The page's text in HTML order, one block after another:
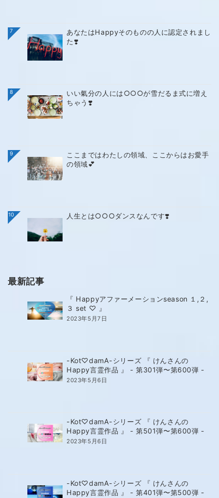
7
あなたはHappyそのものの人に認定されまし
た❣️
8
いい氣分の人には○○○が雪だるま式に増え
ちゃう❣️
9
ここまではわたしの領域、ここからはお愛手
の領域💕
10 人生とは○○○ダンスなんです❣️
最新記事
『 Happyアファーメーションseason １,２,
３ set ♡ 』
2023年5月7日
-Kot♡damA-シリーズ 『 けんさんの
Happy言霊作品 』 - 第301弾〜第600弾 -
2023年5月6日
-Kot♡damA-シリーズ 『 けんさんの
Happy言霊作品 』 - 第501弾〜第600弾 -
2023年5月6日
-Kot♡damA-シリーズ 『 けんさんの
Happy言霊作品 』 - 第401弾〜第500弾 -